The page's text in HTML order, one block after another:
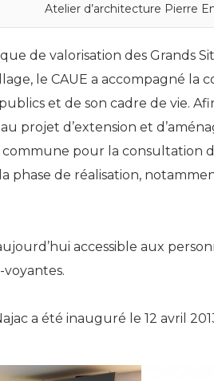
Atelier d’architecture Pierre
de valorisation des Grands
le CAUE a accompagné la
et de son cadre de vie.
projet d’extension et
pour la consultation
phase de réalisation,
accessible aux
a été inauguré le 12 avril